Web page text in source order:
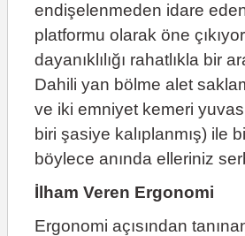
endişelenmeden idare
platformu olarak öne
dayanıklılığı rahatlıkla bir
Dahili yan bölme alet
ve iki emniyet kemeri
biri şasiye kalıplanmış) ile
böylece anında elleriniz
İlham Veren Ergonomi
Ergonomi açısından